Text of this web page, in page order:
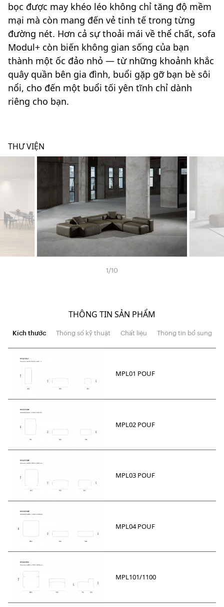
bọc được may khéo léo không chỉ tăng độ mềm
mại mà còn mang đến vẻ tinh tế trong từng
đường nét. Hơn cả sự thoải mái về thể chất, sofa
Modul+ còn biến không gian sống của bạn
thành một ốc đảo nhỏ — từ những khoảnh khắc
quây quần bên gia đình, buổi gặp gỡ bạn bè sôi
nổi, cho đến một buổi tối yên tĩnh chỉ dành
riêng cho bạn.
THƯ VIỆN
1/10
THÔNG TIN SẢN PHẨM
Kích thước Thông số kỹ thuật Chất liệu Thông tin bổ sung
MPL01 POUF
MPL02 POUF
MPL03 POUF
MPL04 POUF
MPL101/1100